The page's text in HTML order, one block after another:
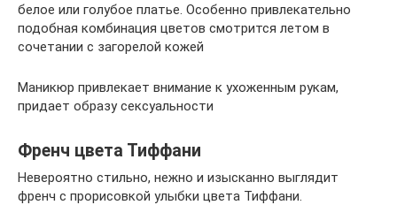
белое или голубое платье. Особенно привлекательно
подобная комбинация цветов смотрится летом в
сочетании с загорелой кожей
Маникюр привлекает внимание к ухоженным рукам,
придает образу сексуальности
Френч цвета Тиффани
Невероятно стильно, нежно и изысканно выглядит
френч с прорисовкой улыбки цвета Тиффани.